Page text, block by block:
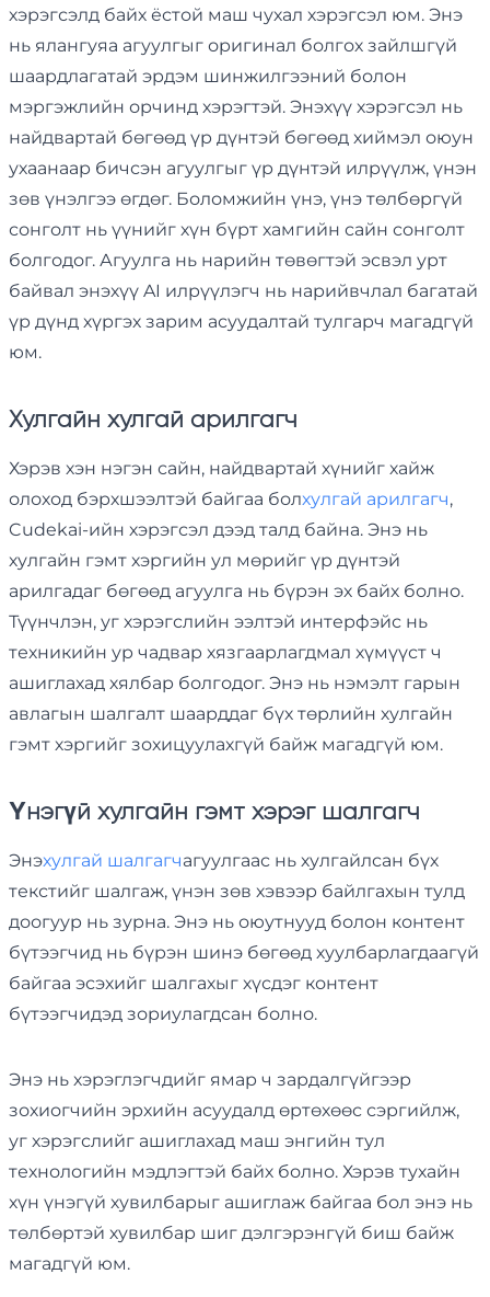
хэрэгсэлд байх ёстой маш чухал хэрэгсэл юм. Энэ
нь ялангуяа агуулгыг оригинал болгох зайлшгүй
шаардлагатай эрдэм шинжилгээний болон
мэргэжлийн орчинд хэрэгтэй. Энэхүү хэрэгсэл нь
найдвартай бөгөөд үр дүнтэй бөгөөд хиймэл оюун
ухаанаар бичсэн агуулгыг үр дүнтэй илрүүлж, үнэн
зөв үнэлгээ өгдөг. Боломжийн үнэ, үнэ төлбөргүй
сонголт нь үүнийг хүн бүрт хамгийн сайн сонголт
болгодог. Агуулга нь нарийн төвөгтэй эсвэл урт
байвал энэхүү AI илрүүлэгч нь нарийвчлал багатай
үр дүнд хүргэх зарим асуудалтай тулгарч магадгүй
юм.
Хулгайн хулгай арилгагч
Хэрэв хэн нэгэн сайн, найдвартай хүнийг хайж
олоход бэрхшээлтэй байгаа болхулгай арилгагч,
Cudekai-ийн хэрэгсэл дээд талд байна. Энэ нь
хулгайн гэмт хэргийн ул мөрийг үр дүнтэй
арилгадаг бөгөөд агуулга нь бүрэн эх байх болно.
Түүнчлэн, уг хэрэгслийн ээлтэй интерфэйс нь
техникийн ур чадвар хязгаарлагдмал хүмүүст ч
ашиглахад хялбар болгодог. Энэ нь нэмэлт гарын
авлагын шалгалт шаарддаг бүх төрлийн хулгайн
гэмт хэргийг зохицуулахгүй байж магадгүй юм.
Үнэгүй хулгайн гэмт хэрэг шалгагч
Энэхулгай шалгагчагуулгаас нь хулгайлсан бүх
текстийг шалгаж, үнэн зөв хэвээр байлгахын тулд
доогуур нь зурна. Энэ нь оюутнууд болон контент
бүтээгчид нь бүрэн шинэ бөгөөд хуулбарлагдаагүй
байгаа эсэхийг шалгахыг хүсдэг контент
бүтээгчидэд зориулагдсан болно.
Энэ нь хэрэглэгчдийг ямар ч зардалгүйгээр
зохиогчийн эрхийн асуудалд өртөхөөс сэргийлж,
уг хэрэгслийг ашиглахад маш энгийн тул
технологийн мэдлэгтэй байх болно. Хэрэв тухайн
хүн үнэгүй хувилбарыг ашиглаж байгаа бол энэ нь
төлбөртэй хувилбар шиг дэлгэрэнгүй биш байж
магадгүй юм.